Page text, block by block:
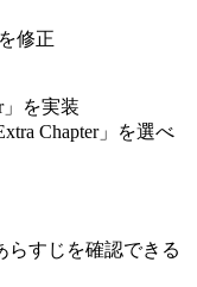
修正
」を実装
Chapter」を選べ
らすじを確認できる